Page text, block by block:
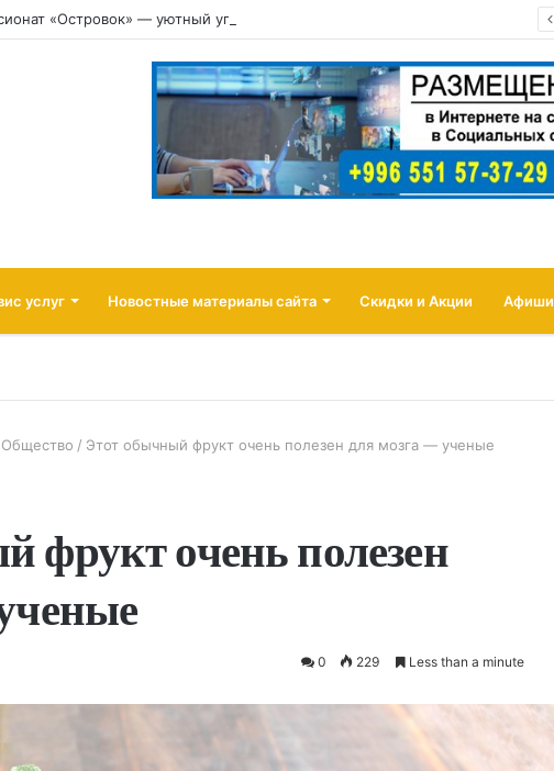
«Островок» — уютный уголок на Иссык-Куле
услуг Новостные материалы сайта Скидки и Акции Афиши
Общество / Этот обычный фрукт очень полезен для мозга — ученые
фрукт очень полезен
0 229 Less than a minute